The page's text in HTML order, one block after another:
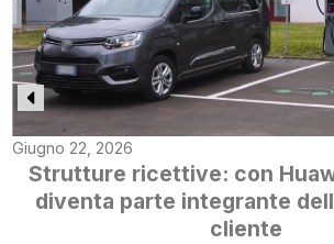
Giugno 22, 2026
Strutture ricettive: con
diventa parte integrante
cliente